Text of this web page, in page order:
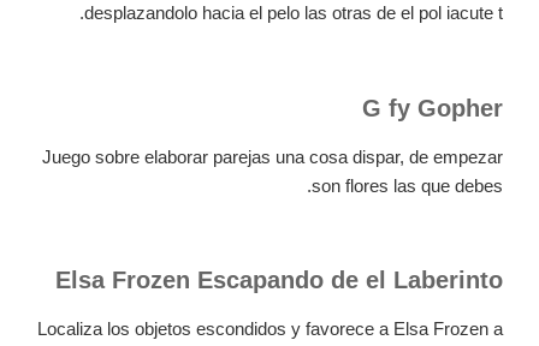
desplazandolo hacia el pelo las otras de el pol iacute t.
G fy Gopher
Juego sobre elaborar parejas una cosa dispar, de empezar
son flores las que debes.
Elsa Frozen Escapando de el Laberinto
Localiza los objetos escondidos y favorece a Elsa Frozen a